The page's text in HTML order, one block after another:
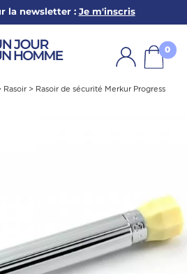
la newsletter : Je m'inscris
0
Rasoir > Rasoir de sécurité Merkur Progress